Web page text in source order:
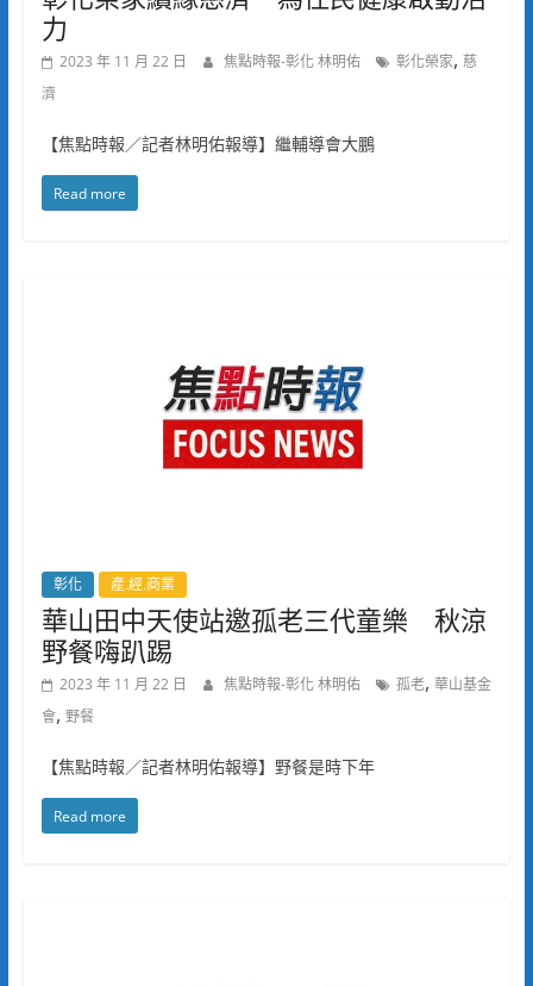
力
2023 年 11 月 22 日 焦點時報-彰化 林明佑 彰化榮家, 慈
濟
【焦點時報／記者林明佑報導】繼輔導會大鵬
Read more
彰化 產.經.商業
華山田中天使站邀孤老三代童樂 秋涼
野餐嗨趴踢
2023 年 11 月 22 日 焦點時報-彰化 林明佑 孤老, 華山基金
會, 野餐
【焦點時報／記者林明佑報導】野餐是時下年
Read more